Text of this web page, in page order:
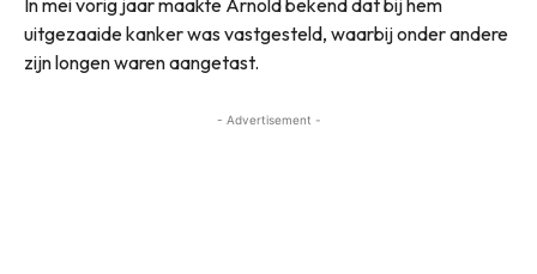
In mei vorig jaar maakte Arnold bekend dat bij hem
uitgezaaide kanker was vastgesteld, waarbij onder andere
zijn longen waren aangetast.
- Advertisement -